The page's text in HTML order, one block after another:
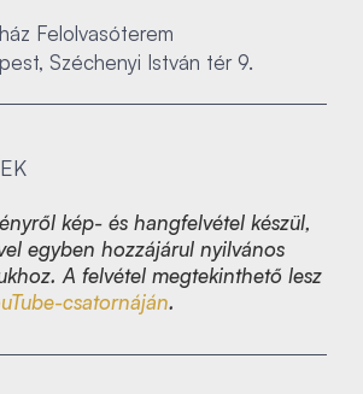
Felolvasóterem
Széchenyi István tér 9.
kép- és hangfelvétel készül,
egyben hozzájárul nyilvános
A felvétel megtekinthető lesz
csatornáján.